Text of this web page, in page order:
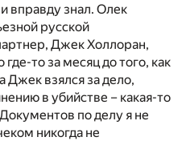
вправду знал. Олек
русской
Джек Холлоран,
где-то за месяц до того, как
Джек взялся за дело,
в убийстве – какая-то
по делу я не
никогда не